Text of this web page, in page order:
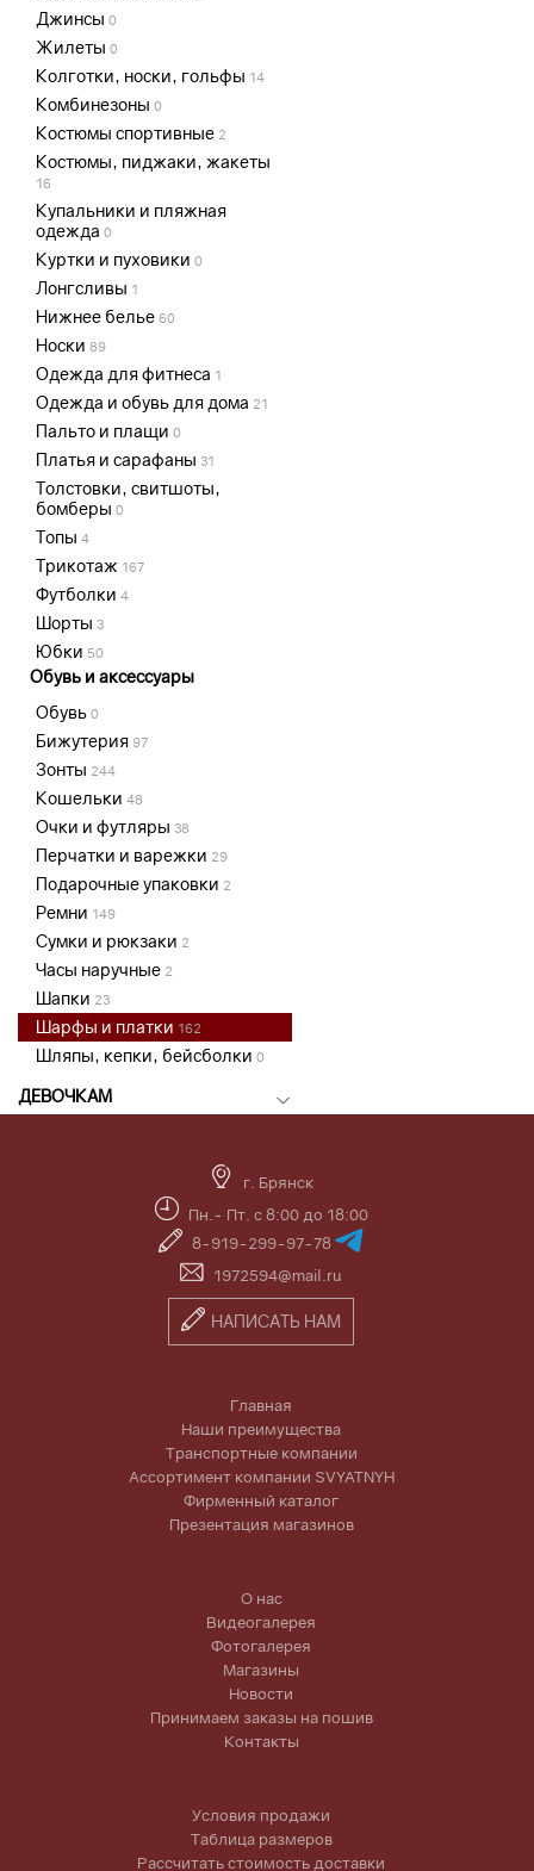
Джинсы 0
Жилеты 0
Колготки, носки, гольфы 14
Комбинезоны 0
Костюмы спортивные 2
Костюмы, пиджаки, жакеты
16
Купальники и пляжная
одежда 0
Куртки и пуховики 0
Лонгсливы 1
Нижнее белье 60
Носки 89
Одежда для фитнеса 1
Одежда и обувь для дома 21
Пальто и плащи 0
Платья и сарафаны 31
Толстовки, свитшоты,
бомберы 0
Топы 4
Трикотаж 167
Футболки 4
Шорты 3
Юбки 50
Обувь и аксессуары
Обувь 0
Бижутерия 97
Зонты 244
Кошельки 48
Очки и футляры 38
Перчатки и варежки 29
Подарочные упаковки 2
Ремни 149
Сумки и рюкзаки 2
Часы наручные 2
Шапки 23
Шарфы и платки 162
Шляпы, кепки, бейсболки 0
ДЕВОЧКАМ
г. Брянск
Пн.- Пт. с 8:00 до 18:00
8-919-299-97-78
1972594@mail.ru
НАПИСАТЬ НАМ
Главная
Наши преимущества
Транспортные компании
Ассортимент компании SVYATNYH
Фирменный каталог
Презентация магазинов
О нас
Видеогалерея
Фотогалерея
Магазины
Новости
Принимаем заказы на пошив
Контакты
Условия продажи
Таблица размеров
Рассчитать стоимость доставки